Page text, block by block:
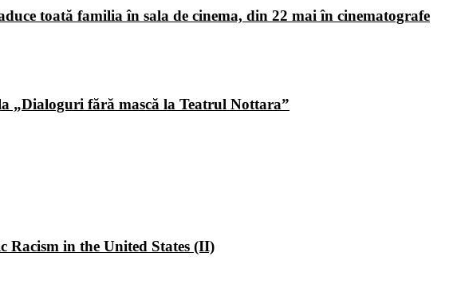
toată familia în sala de cinema, din 22 mai în cinematografe
„Dialoguri fără mască la Teatrul Nottara”
Racism in the United States (II)